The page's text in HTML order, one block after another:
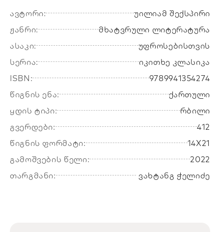
ავტორი:
უილიამ შექსპირი
ჟანრი:
მხატვრული ლიტერატურა
ასაკი:
უფროსებისთვის
სერია:
იკითხე კლასიკა
ISBN:
9789941354274
წიგნის ენა:
ქართული
ყდის ტიპი:
რბილი
გვერდები:
412
წიგნის ფორმატი:
14X21
გამოშვების წელი:
2022
თარგმანი:
ვახტანგ ჭელიძე